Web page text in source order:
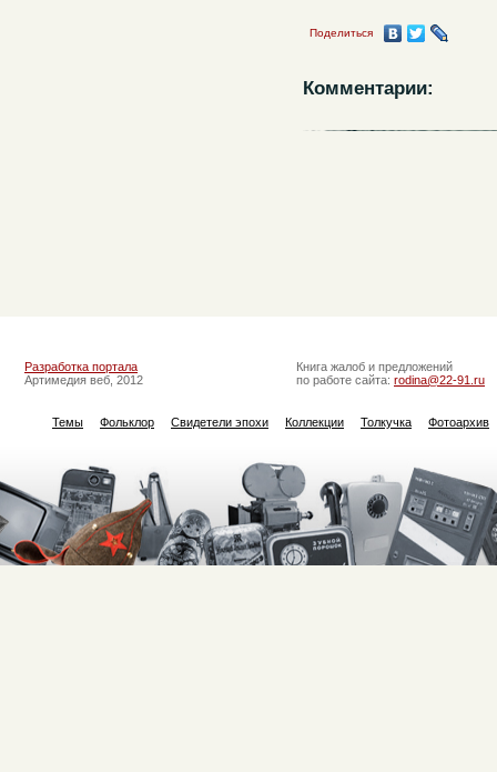
Поделиться
Комментарии:
Разработка портала
Артимедия веб, 2012
Книга жалоб и предложений
по работе сайта: rodina@22-91.ru
Темы Фольклор Свидетели эпохи Коллекции Толкучка Фотоархив